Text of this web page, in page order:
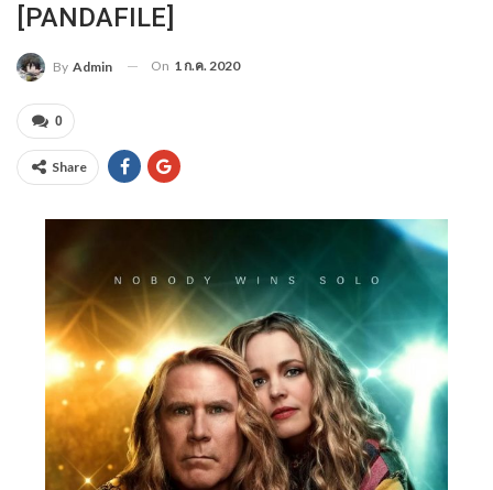
[PANDAFILE]
By Admin On 1 ก.ค. 2020
0
Share